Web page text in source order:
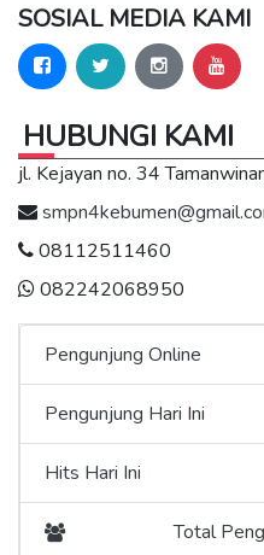
SOSIAL MEDIA KAMI
HUBUNGI KAMI
jl. Kejayan no. 34
08112511460
082242068950
Pengunjung Online
Pengunjung Hari Ini
Hits Hari Ini
Total